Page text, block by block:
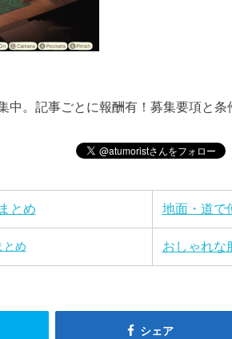
中。記事ごとに報酬有！募集要項と条
とめ 地面・道で
とめ おしゃれな
シェア